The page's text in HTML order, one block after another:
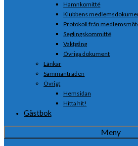
Hamnkomitté
Klubbens
Protokoll från
Seglingskommitté
Vaktgång
Övriga dokument
Länkar
Sammanträden
Övrigt
Hemsidan
Hitta hit!
Gästbok
Meny